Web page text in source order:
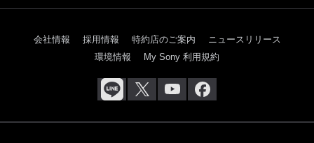
会社情報 採用情報 特約店のご案内
ニュースリリース
環境情報
My Sony 利用規約